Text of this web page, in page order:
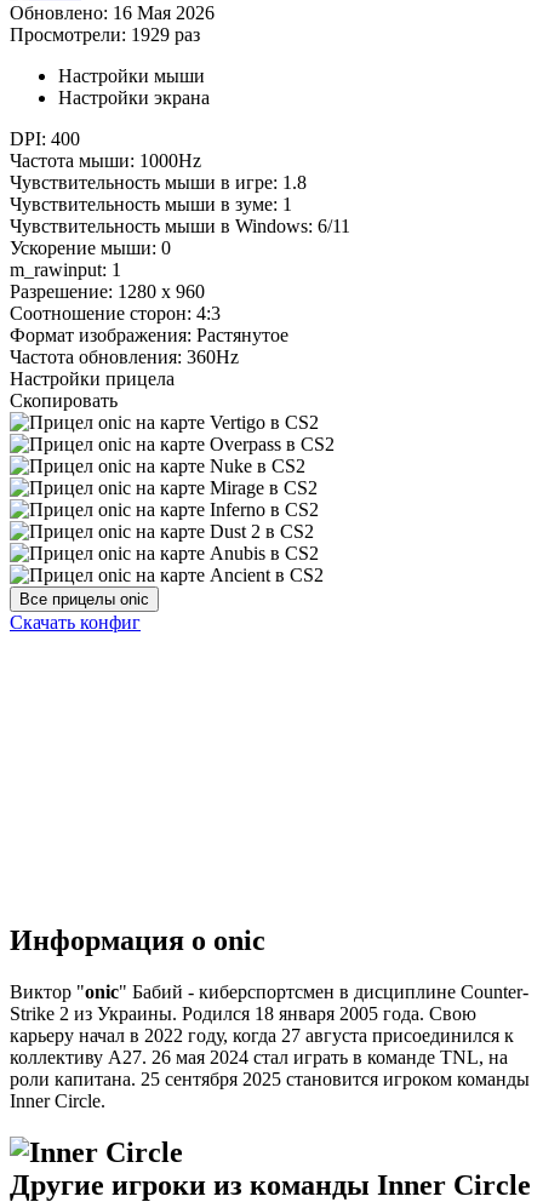
Обновлено: 16 Мая 2026
Просмотрели: 1929 раз
Настройки мыши
Настройки экрана
DPI: 400
Частота мыши: 1000Hz
Чувствительность мыши в игре: 1.8
Чувствительность мыши в зуме: 1
Чувствительность мыши в Windows: 6/11
Ускорение мыши: 0
m_rawinput: 1
Разрешение: 1280 x 960
Соотношение сторон: 4:3
Формат изображения: Растянутое
Частота обновления: 360Hz
Настройки прицела
Скопировать
Скачать конфиг
Информация о onic
Виктор "onic" Бабий - киберспортсмен в дисциплине Counter-
Strike 2 из Украины. Родился 18 января 2005 года. Свою
карьеру начал в 2022 году, когда 27 августа присоединился к
коллективу A27. 26 мая 2024 стал играть в команде TNL, на
роли капитана. 25 сентября 2025 становится игроком команды
Inner Circle.
Другие игроки из команды Inner Circle